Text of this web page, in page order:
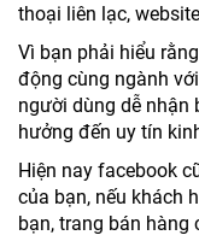
thoại liên lạc,
Vì bạn phải hiểu
động cùng ngành
người dùng dễ nhận
hưởng đến uy tín
Hiện nay facebook
của bạn, nếu khách
bạn, trang bán hàng